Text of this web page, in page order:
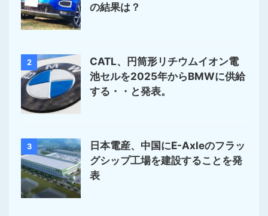
の結果は？
2
CATL、円筒形リチウムイオン電
池セルを2025年からBMWに供給
する・・と発表。
3
日本電産、中国にE-Axleのフラッ
グシップ工場を建設することを発
表